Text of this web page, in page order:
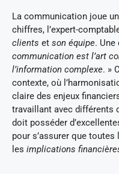
La communication joue
chiffres, l’expert-
clients et son équipe. Une
communication est l’art
l’information complexe. »
contexte, où
claire des enjeux
travaillant avec différents
doit posséder
pour s’assurer que
les implications